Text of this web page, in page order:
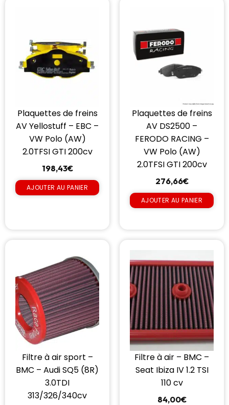
Plaquettes de freins
AV Yellostuff – EBC –
VW Polo (AW)
2.0TFSI GTI 200cv
198,43€
AJOUTER AU PANIER
Plaquettes de freins
AV DS2500 –
FERODO RACING –
VW Polo (AW)
2.0TFSI GTI 200cv
276,66€
AJOUTER AU PANIER
Filtre à air sport –
BMC – Audi SQ5 (8R)
3.0TDI
313/326/340cv
Filtre à air – BMC –
Seat Ibiza IV 1.2 TSI
110 cv
84,00€